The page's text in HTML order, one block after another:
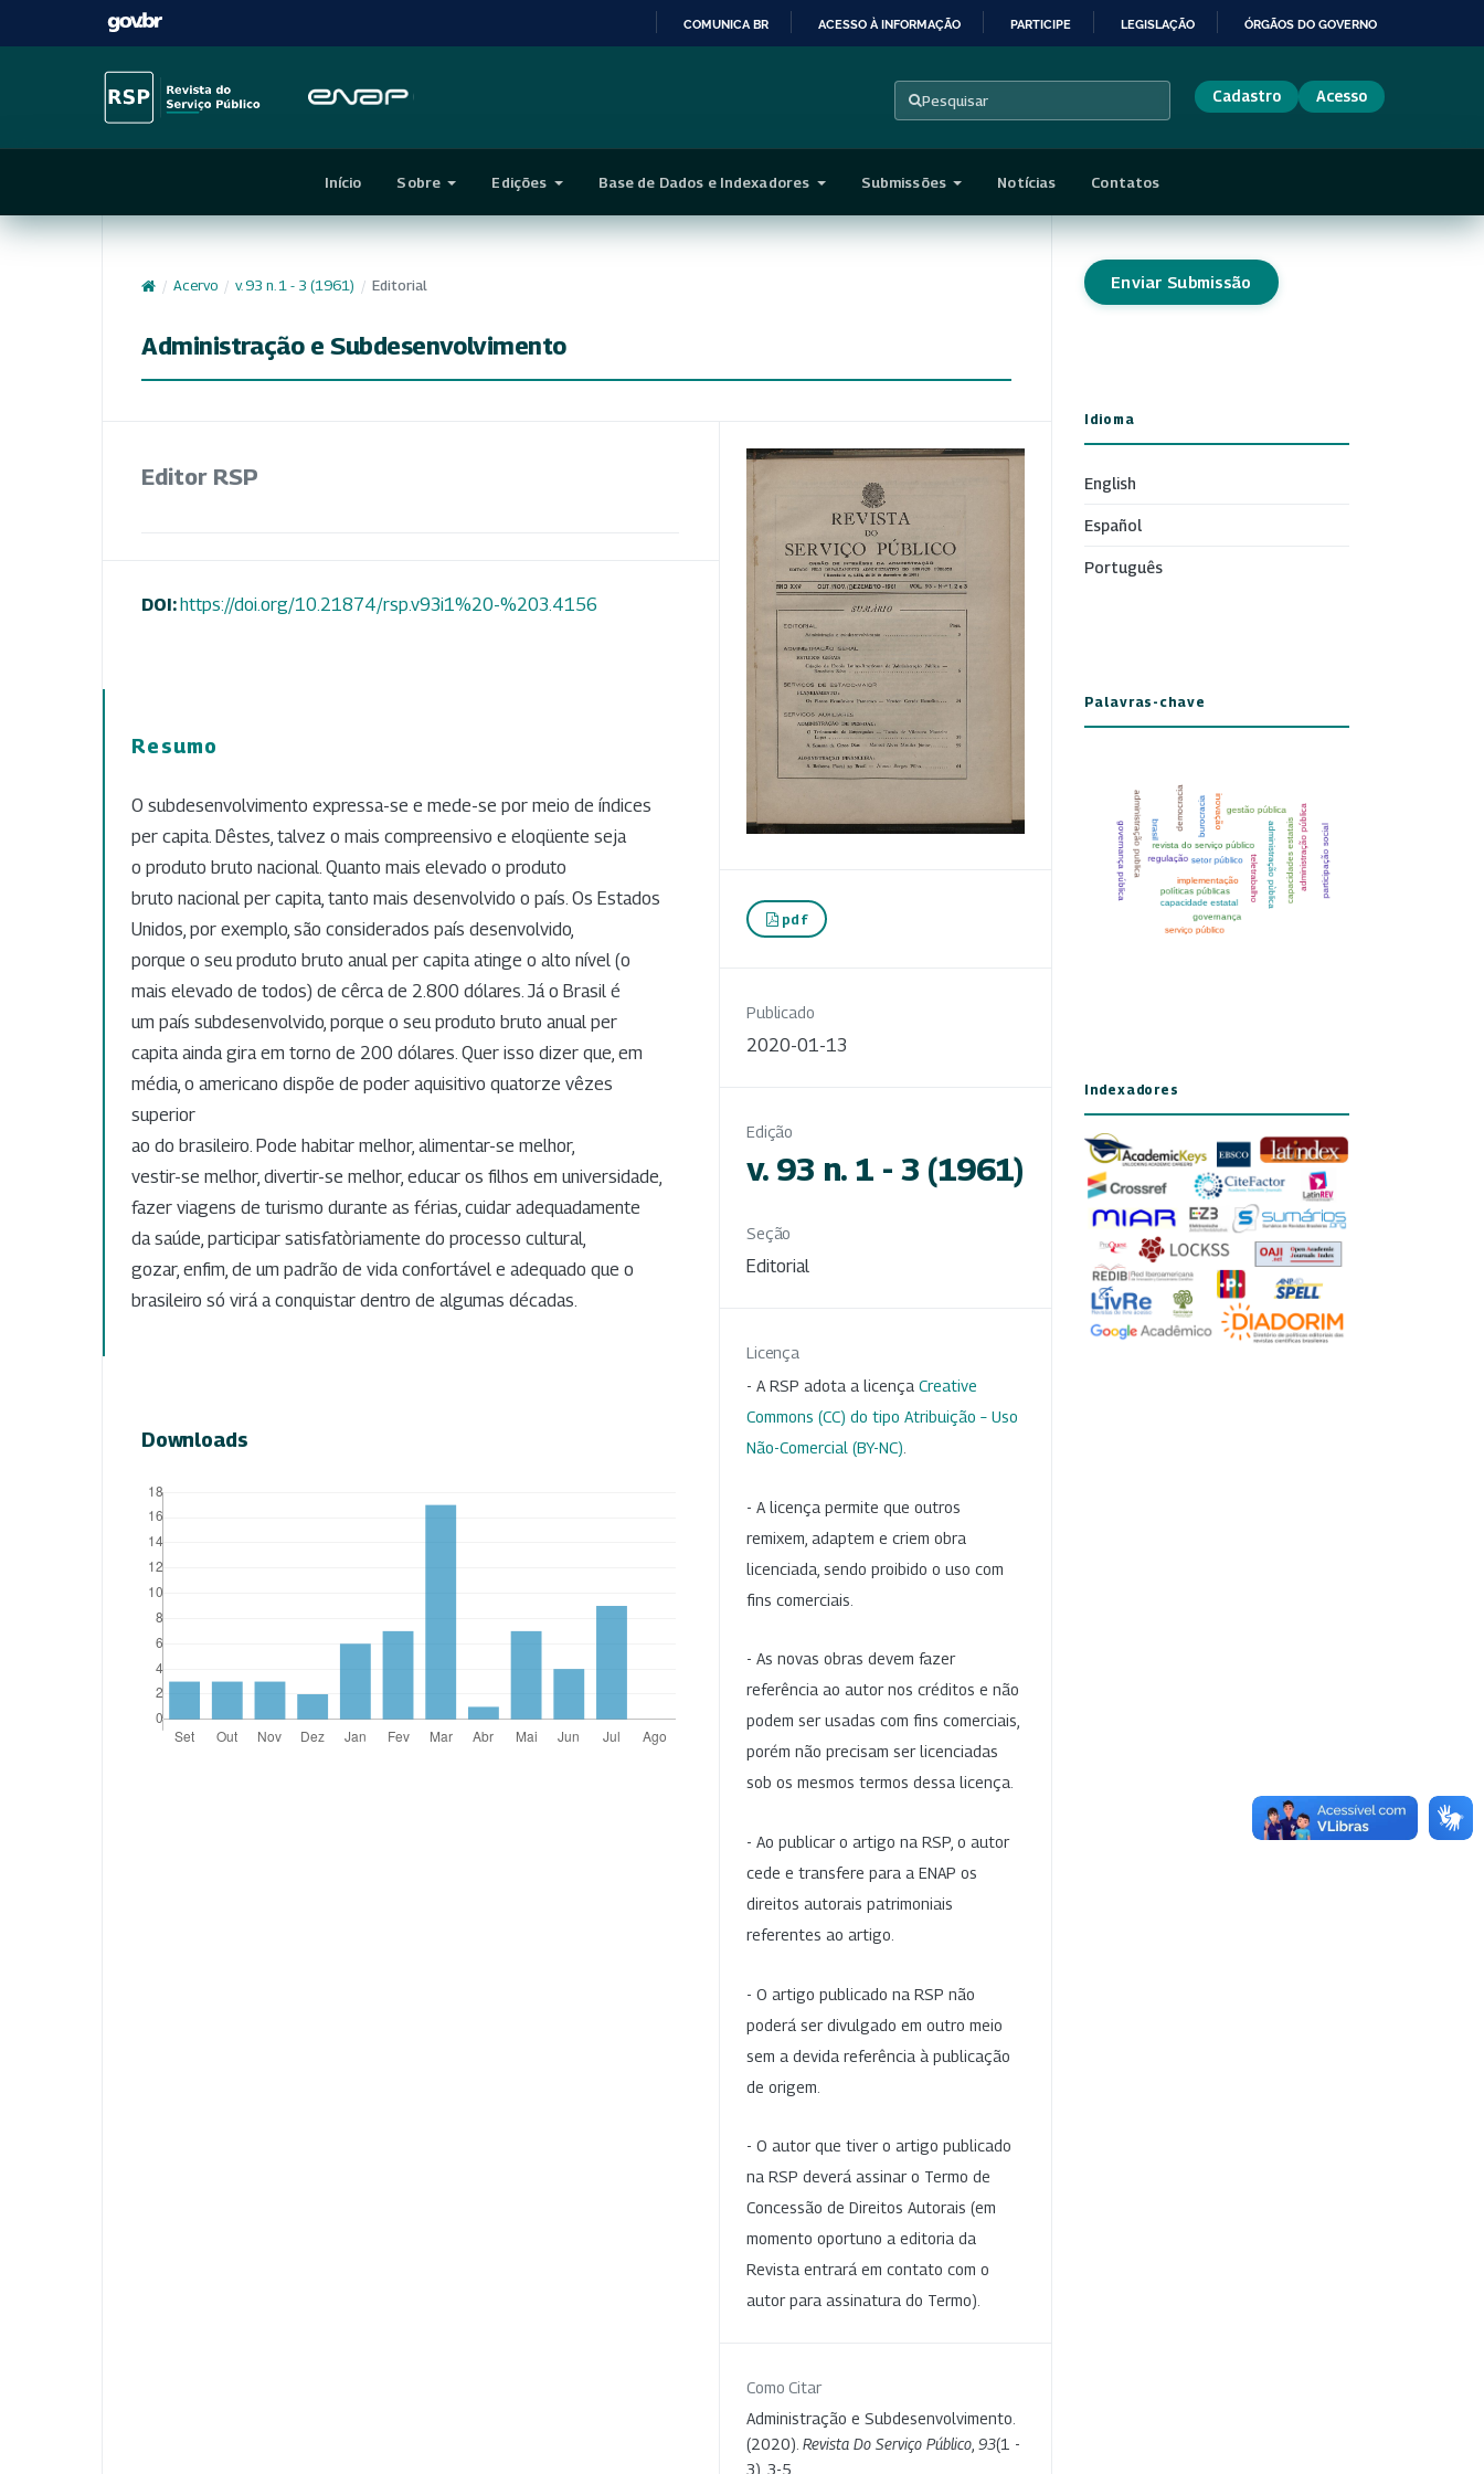
CONTEÚDO
COMUNICA BR ACESSO À INFORMAÇÃO PARTICIPE LEGISLAÇÃO ÓRGÃOS DO GOVERNO
Pesquisar Cadastro Acesso
Início Sobre Edições Base de Dados e Indexadores Submissões Notícias Contatos
/ Acervo / v. 93 n. 1 - 3 (1961) / Editorial
Administração e Subdesenvolvimento
Editor RSP
DOI:https://doi.org/10.21874/rsp.v93i1%20-%203.4156
Resumo
O subdesenvolvimento expressa-se e mede-se por meio de índices
per capita. Dêstes, talvez o mais compreensivo e eloqüente seja
o produto bruto nacional. Quanto mais elevado o produto
bruto nacional per capita, tanto mais desenvolvido o país. Os Estados
Unidos, por exemplo, são considerados país desenvolvido,
porque o seu produto bruto anual per capita atinge o alto nível (o
mais elevado de todos) de cêrca de 2.800 dólares. Já o Brasil é
um país subdesenvolvido, porque o seu produto bruto anual per
capita ainda gira em torno de 200 dólares. Quer isso dizer que, em
média, o americano dispõe de poder aquisitivo quatorze vêzes
superior
ao do brasileiro. Pode habitar melhor, alimentar-se melhor,
vestir-se melhor, divertir-se melhor, educar os filhos em universidade,
fazer viagens de turismo durante as férias, cuidar adequadamente
da saúde, participar satisfatòriamente do processo cultural,
gozar, enfim, de um padrão de vida confortável e adequado que o
brasileiro só virá a conquistar dentro de algumas décadas.
Downloads
pdf
Publicado
2020-01-13
Edição
v. 93 n. 1 - 3 (1961)
Seção
Editorial
Licença
- A RSP adota a licença Creative
Commons (CC) do tipo Atribuição – Uso
Não-Comercial (BY-NC)
- A licença permite que outros
remixem, adaptem e criem obra
licenciada, sendo proibido o uso com
fins comerciais.
- As novas obras devem fazer
referência ao autor nos créditos e não
podem ser usadas com fins comerciais,
porém não precisam ser licenciadas
sob os mesmos termos dessa licença.
- Ao publicar o artigo na RSP, o autor
cede e transfere para a ENAP os
direitos autorais patrimoniais
referentes ao artigo.
- O artigo publicado na RSP não
poderá ser divulgado em outro meio
sem a devida referência à publicação
de origem.
- O autor que tiver o artigo publicado
na RSP deverá assinar o Termo de
Concessão de Direitos Autorais (em
momento oportuno a editoria da
Revista entrará em contato com o
autor para assinatura do Termo).
Como Citar
Administração e Subdesenvolvimento.
(2020). Revista Do Serviço Público 93(1 -
3), 3-5.
Enviar Submissão
Idioma
English
Español
Português
Palavras-chave
Indexadores